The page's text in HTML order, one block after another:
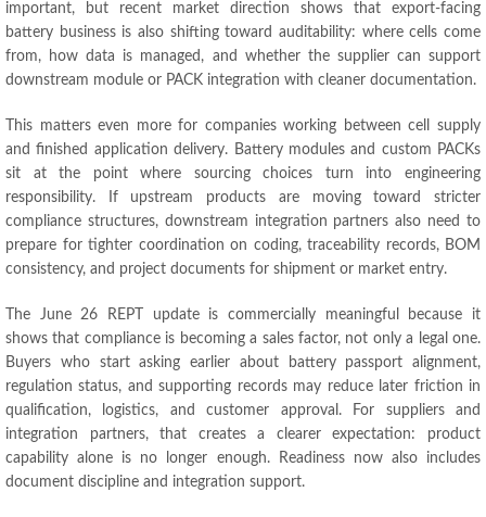
important,
but recent market direction shows that export-facing
battery business is also shifting toward auditability: where cells come
from, how data is managed , and whether the supplier can support
downstream module or PACK integration with cleaner documentation.
This matters even more for companies working between cell supply
and finished application delivery. Battery modules and custom PACKs
sit at the point where sourcing choices turn into engineering
responsibility.
If upstream products are moving toward stricter
compliance structures, downstream integration partners also need to
prepare for tighter coordination on coding, traceability records, BOM
consistency, and project documents for shipment or market entry.
The June26
REPT update is commercially meaningful because it
shows that compliance is becoming a sales factor, not only a legal one.
Buyers who start asking earlier about battery passport alignment,
regulation status, and supporting records may reduce later friction in
qualification, logistics, and customer approval .
For suppliers and
integration partners,that creates a clearer expectation: product
capability alone is no longer enough.
Readiness now also includes
document discipline and integration support.